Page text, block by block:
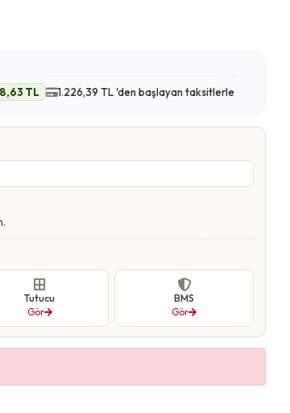
TL 1.226,39 TL 'den başlayan taksitlerle
Tutucu
Gör
BMS
Gör